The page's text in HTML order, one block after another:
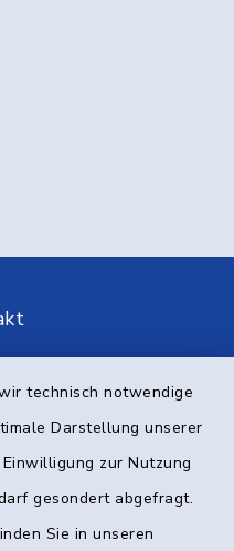
technisch notwendige
Darstellung unserer
zur Nutzung
gesondert abgefragt.
Sie in unseren